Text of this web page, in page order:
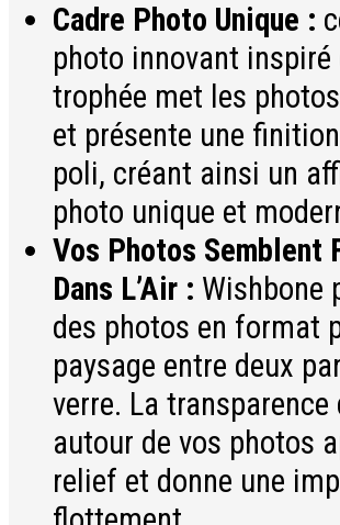
Cadre Photo Unique :
photo innovant inspiré
trophée met les
et présente une
poli, créant ainsi un
photo unique et
Vos Photos Semblent
Dans L’Air : Wishbone
des photos en format
paysage entre deux
verre. La transparence
autour de vos photos
relief et donne une